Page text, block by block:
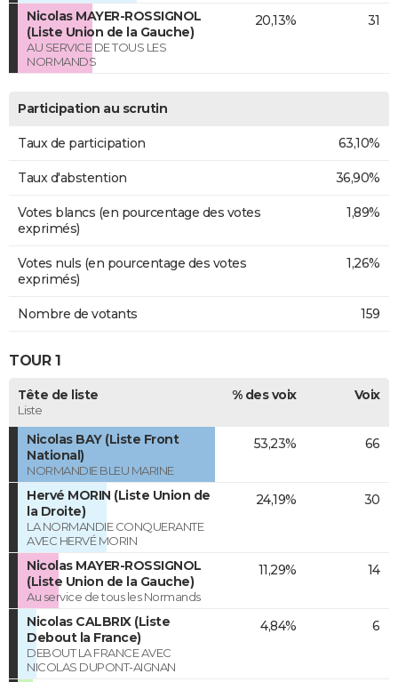
Nicolas MAYER-ROSSIGNOL
(Liste Union de la Gauche)
AU SERVICE DE TOUS LES
NORMANDS
20,13% 31
Participation au scrutin
Taux de participation 63,10%
Taux d'abstention 36,90%
Votes blancs (en pourcentage des votes
exprimés)
1,89%
Votes nuls (en pourcentage des votes
exprimés)
1,26%
Nombre de votants 159
TOUR 1
Tête de liste
Liste
% des voix Voix
Nicolas BAY (Liste Front
National)
NORMANDIE BLEU MARINE
53,23% 66
Hervé MORIN (Liste Union de
la Droite)
LA NORMANDIE CONQUERANTE
AVEC HERVÉ MORIN
24,19% 30
Nicolas MAYER-ROSSIGNOL
(Liste Union de la Gauche)
Au service de tous les Normands
11,29% 14
Nicolas CALBRIX (Liste
Debout la France)
DEBOUT LA FRANCE AVEC
NICOLAS DUPONT-AIGNAN
4,84% 6